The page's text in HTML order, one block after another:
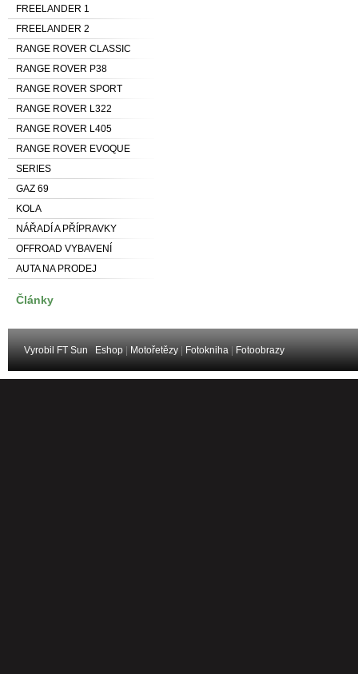
FREELANDER 1
FREELANDER 2
RANGE ROVER CLASSIC
RANGE ROVER P38
RANGE ROVER SPORT
RANGE ROVER L322
RANGE ROVER L405
RANGE ROVER EVOQUE
SERIES
GAZ 69
KOLA
NÁŘADÍ A PŘÍPRAVKY
OFFROAD VYBAVENÍ
AUTA NA PRODEJ
Články
Vyrobil FT Sun Eshop | Motořetězy | Fotokniha | Fotoobrazy